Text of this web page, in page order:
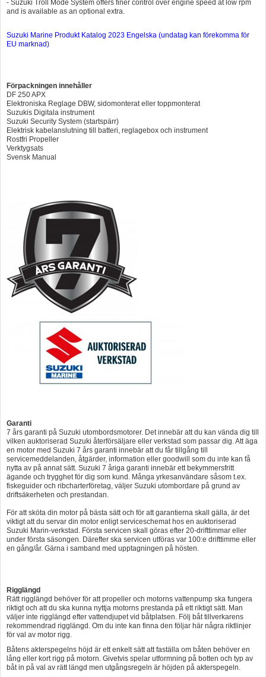
- Suzuki Troll Mode System offers finer control over engine speed at low rpm
and is available as an optional extra.
Suzuki Marine Produkt Katalog 2023 Engelska (undatag kan förekomma för
EU marknad)
Förpackningen innehåller
DF 250 APX
Elektroniska Reglage DBW, sidomonterat eller toppmonterat
Suzukis Digitala instrument
Suzuki Security System (startspärr)
Elektrisk kabelanslutning till batteri, reglagebox och instrument
Rostfri Propeller
Verktygsats
Svensk Manual
Garanti
7 års garanti på Suzuki utombordsmotorer. Det innebär att du kan vända dig till
vilken auktoriserad Suzuki återförsäljare eller verkstad som passar dig. Att äga
en motor med Suzuki 7 års garanti innebär att du får tillgång till
servicemeddelanden, åtgärder, information eller goodwill som du inte kan få
nytta av på annat sätt. Suzuki 7 åriga garanti innebär ett bekymmersfritt
ägande och trygghet för dig som kund. Många yrkesanvändare såsom t.ex.
fiskeguider och ribcharterföretag, väljer Suzuki utombordare på grund av
driftsäkerheten och prestandan.
För att sköta din motor på bästa sätt och för att garantierna skall gälla, är det
viktigt att du servar din motor enligt serviceschemat hos en auktoriserad
Suzuki Marin-verkstad. Första servicen skall göras efter 20-drifttimmar eller
under första säsongen. Därefter ska servicen utföras var 100:e drifttimme eller
en gång/år. Gärna i samband med upptagningen på hösten.
Rigglängd
Rätt rigglängd behöver för att propeller och motorns vattenpump ska fungera
riktigt och att du ska kunna nyttja motorns prestanda på ett riktigt sätt. Man
väljer inte rigglängd efter vattendjupet vid båtplatsen. Följ båt tillverkarens
rekommendrad rigglängd. Om du inte kan finna den följar här några riktlinjer
för val av motor rigg.
Båtens akterspegelns höjd är ett enkelt sätt att faställa om båten behöver en
lång eller kort rigg på motorn. Givetvis spelar utformning på botten och typ av
båt in på val av rätt längd men utgångsregeln är höjden på akterspegeln.